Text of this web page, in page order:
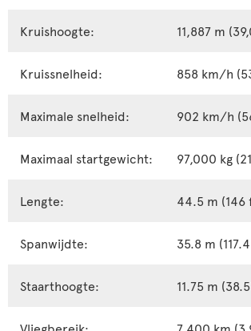
Kruishoogte: 11,887 m
Kruissnelheid: 858 km/h
Maximale snelheid: 902 km/h
Maximaal startgewicht: 97,000 kg
Lengte: 44.5 m (146
Spanwijdte: 35.8 m
Staarthoogte: 11.75 m